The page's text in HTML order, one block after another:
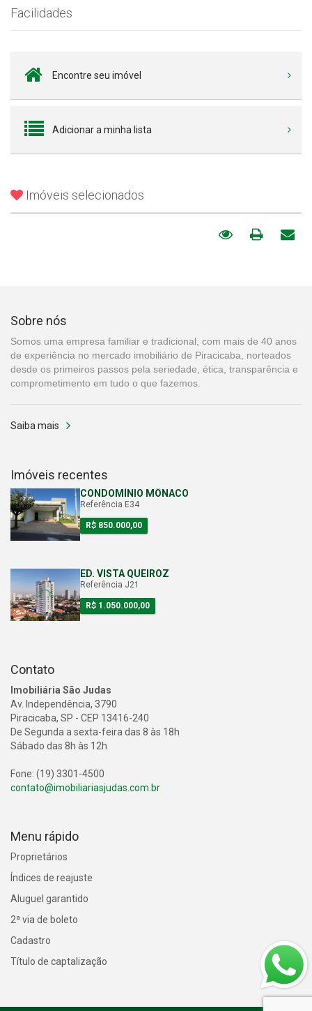
Facilidades
Encontre seu imóvel
Adicionar a minha lista
Imóveis selecionados
Sobre nós
Somos uma empresa familiar e tradicional, com mais de 40 anos
de experiência no mercado imobiliário de Piracicaba, norteados
desde os primeiros passos pela seriedade, ética, transparência e
comprometimento em tudo o que fazemos.
Saiba mais
Imóveis recentes
CONDOMÍNIO MÔNACO
Referência E34
R$ 850.000,00
ED. VISTA QUEIROZ
Referência J21
R$ 1.050.000,00
Contato
Imobiliária São Judas
Av. Independência, 3790
Piracicaba, SP - CEP 13416-240
De Segunda a sexta-feira das 8 às 18h
Sábado das 8h às 12h
Fone: (19) 3301-4500
contato@imobiliariasjudas.com.br
Menu rápido
Proprietários
Índices de reajuste
Aluguel garantido
2ª via de boleto
Cadastro
Título de captalização